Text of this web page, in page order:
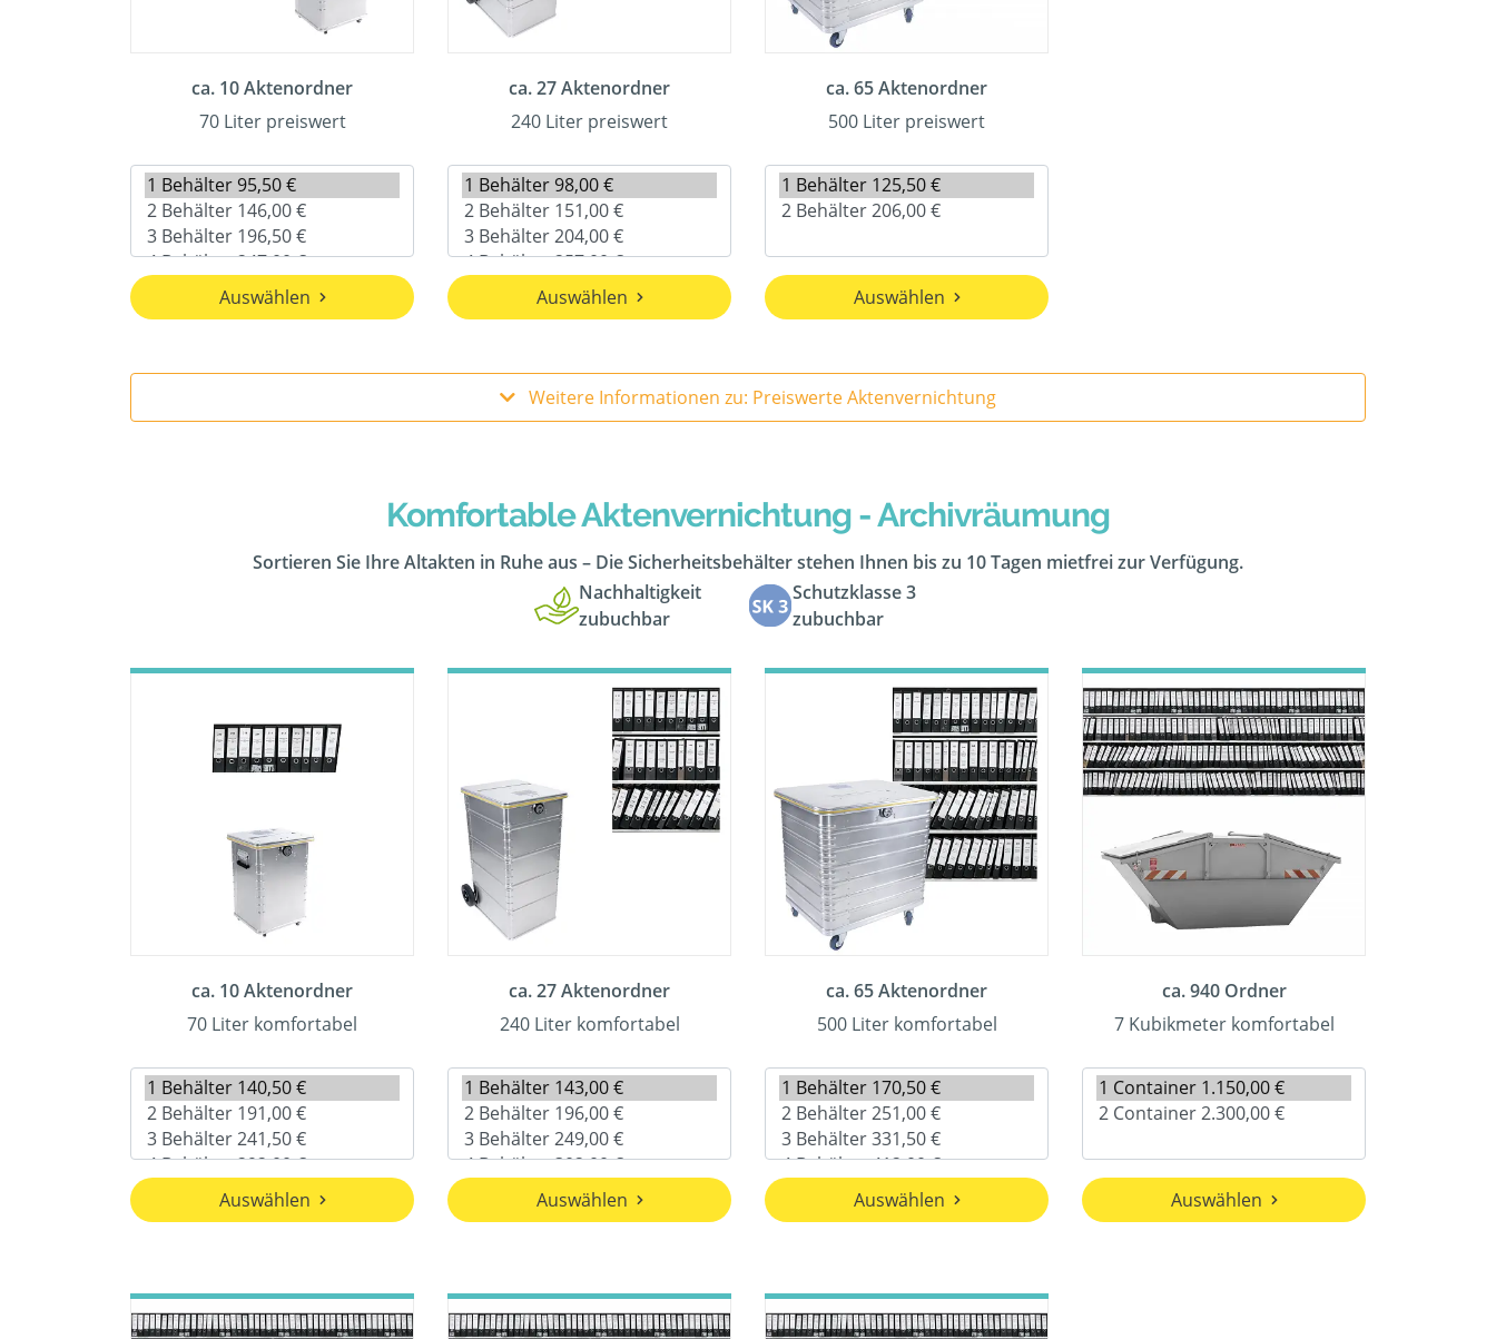
ca. 10 Aktenordner
70 Liter preiswert
Auswählen
ca. 27 Aktenordner
240 Liter preiswert
Auswählen
ca. 65 Aktenordner
500 Liter preiswert
Auswählen
Weitere Informationen zu: Preiswerte Aktenvernichtung
Komfortable Aktenvernichtung - Archivräumung
Sortieren Sie Ihre Altakten in Ruhe aus – Die Sicherheitsbehälter stehen Ihnen bis zu 10 Tagen mietfrei zur Verfügung.
Nachhaltigkeit
zubuchbar
Schutzklasse 3
zubuchbar
ca. 10 Aktenordner
70 Liter komfortabel
Auswählen
ca. 27 Aktenordner
240 Liter komfortabel
Auswählen
ca. 65 Aktenordner
500 Liter komfortabel
Auswählen
ca. 940 Ordner
7 Kubikmeter komfortabel
Auswählen